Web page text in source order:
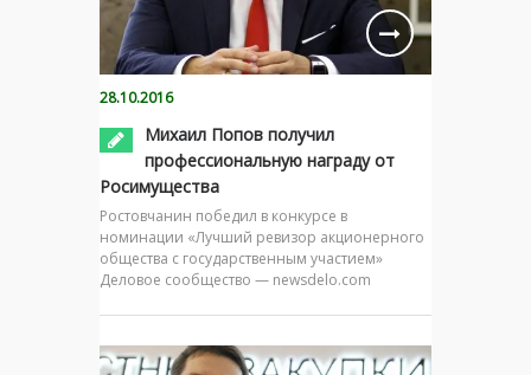
28.10.2016
Михаил Попов получил
профессиональную награду от
Росимущества
Ростовчанин победил в конкурсе в
номинации «Лучший ревизор акционерного
общества с государственным участием»
Деловое сообщество — newsdelo.com